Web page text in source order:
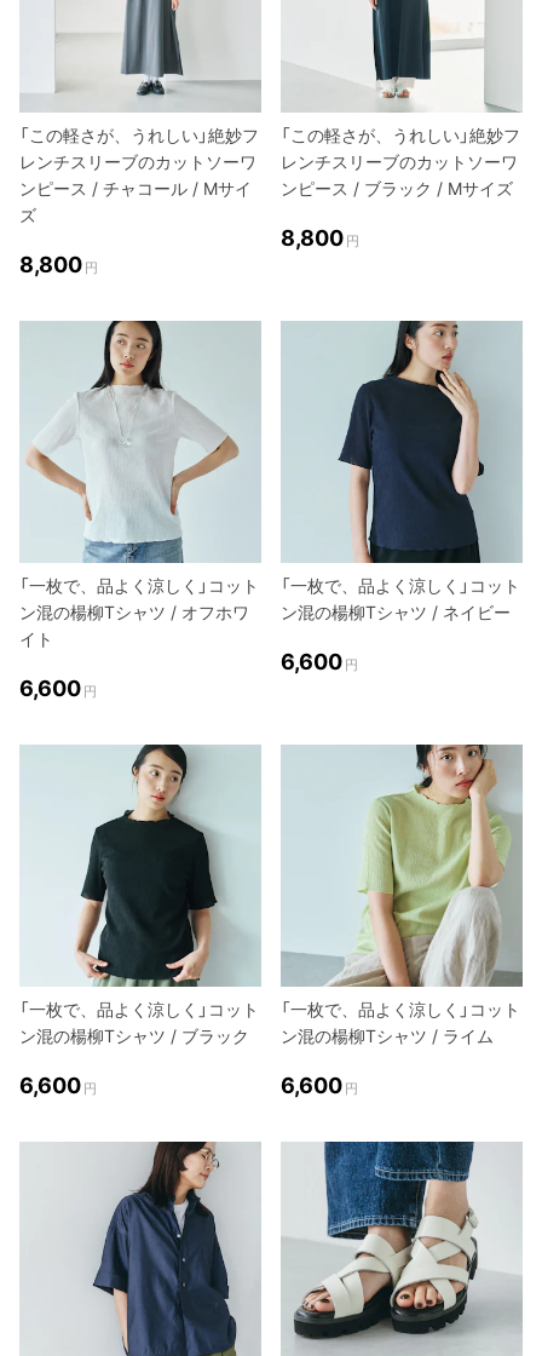
「この軽さが、うれしい」絶妙フ
レンチスリーブのカットソーワ
ンピース / チャコール / Mサイ
ズ
8,800 円
「この軽さが、うれしい」絶妙フ
レンチスリーブのカットソーワ
ンピース / ブラック / Mサイズ
8,800 円
「一枚で、品よく涼しく」コット
ン混の楊柳Tシャツ / オフホワ
イト
6,600 円
「一枚で、品よく涼しく」コット
ン混の楊柳Tシャツ / ネイビー
6,600 円
「一枚で、品よく涼しく」コット
ン混の楊柳Tシャツ / ブラック
6,600 円
「一枚で、品よく涼しく」コット
ン混の楊柳Tシャツ / ライム
6,600 円